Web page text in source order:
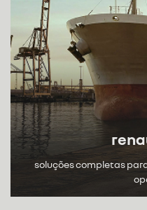
soluções completas